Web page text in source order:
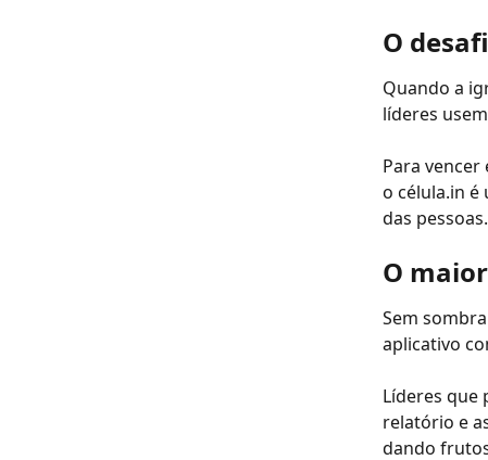
O
Quando a
líderes
Para
o célula.in
das pessoas.
O
Sem
aplicativo
Líderes que
relatório e
dando